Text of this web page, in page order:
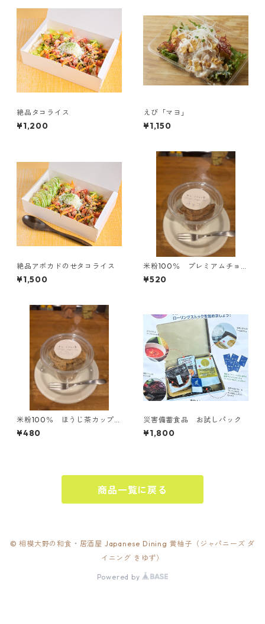
絶品タコライス
¥1,200
えび「マヨ」
¥1,150
絶品アボカドのせタコライス
¥1,500
米粉100％ プレミアムチョコ
カップシフォン
¥520
米粉100％ ほうじ茶カップシ
フォン
¥480
災害備蓄食品 お試しパック
¥1,800
商品一覧に戻る
© 相模大野の和食・居酒屋 Japanese Dining 黄柚子（ジャパニーズ ダ
イニング きゆず）
Powered by